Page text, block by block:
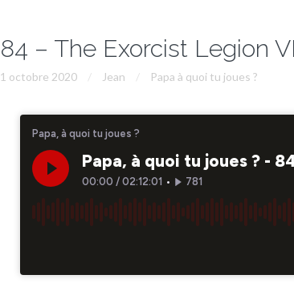
84 – The Exorcist Legion
1 octobre 2020 Jean Papa à quoi tu joues ?